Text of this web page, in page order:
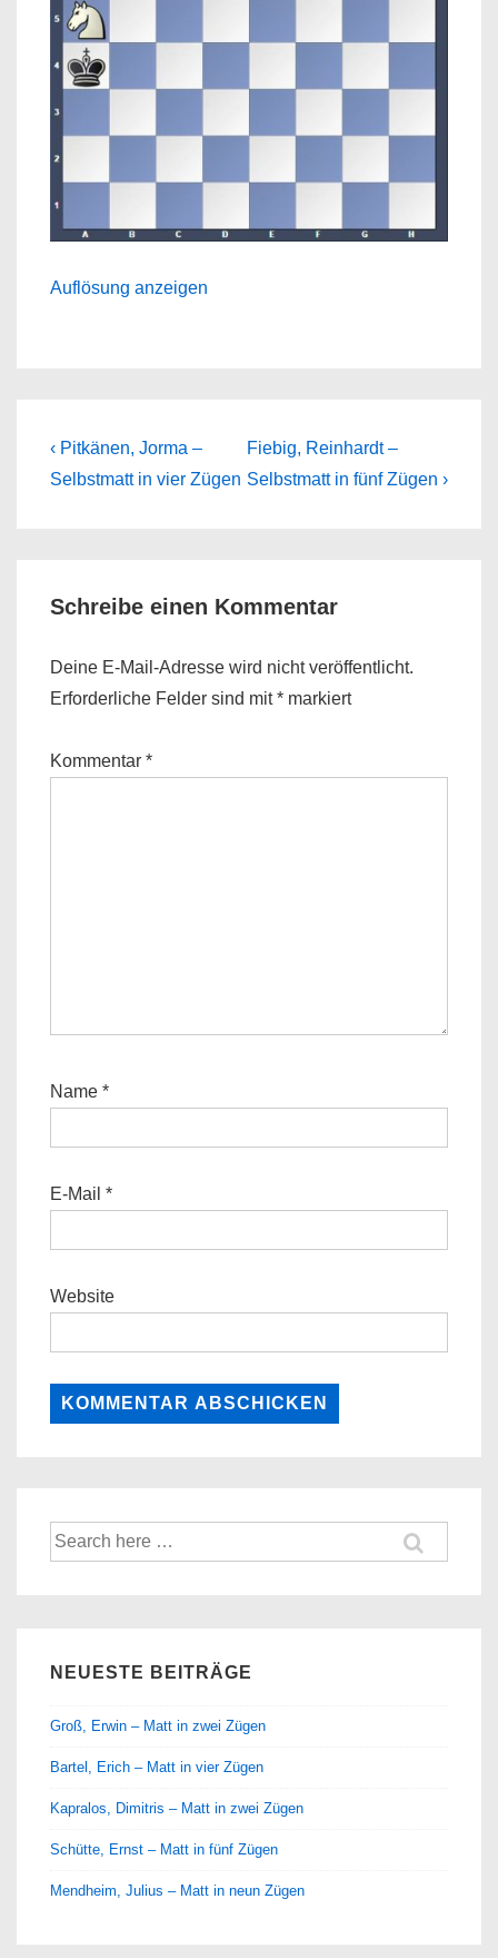
Auflösung anzeigen
Beitragsnavigation
Previous
Post
‹ Pitkänen, Jorma –
Selbstmatt in vier Zügen
Next
Post
Fiebig, Reinhardt –
Selbstmatt in fünf Zügen ›
Schreibe einen Kommentar
Deine E-Mail-Adresse wird nicht veröffentlicht.
Erforderliche Felder sind mit* markiert
Kommentar *
Name *
E-Mail *
Website
Suche
nach:
NEUESTE BEITRÄGE
Groß, Erwin – Matt in zwei Zügen
Bartel, Erich – Matt in vier Zügen
Kapralos, Dimitris – Matt in zwei Zügen
Schütte, Ernst – Matt in fünf Zügen
Mendheim, Julius – Matt in neun Zügen